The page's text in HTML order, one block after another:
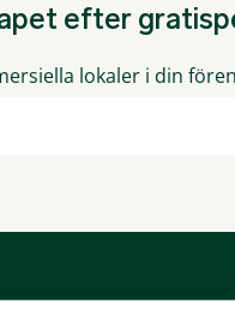
efter
lokaler i din